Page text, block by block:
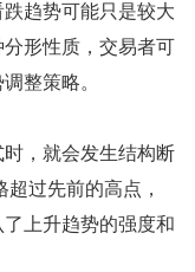
趋势可能只是较大
形性质，交易者可
整策略。
，就会发生结构断
过先前的高点，
上升趋势的强度和